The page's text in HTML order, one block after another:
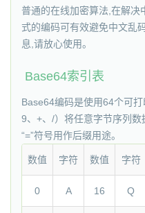
普通的在线加密算法,在解决
式的编码可有效避免中文乱
息,请放心使用。
Base64索引表
Base64编码是使用64个可
9、+、/）将任意字节序列
“=”符号用作后缀用途。
数值 字符 数值 字符
0 A 16 Q